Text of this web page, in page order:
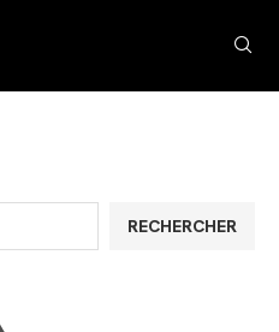
RECHERCHER